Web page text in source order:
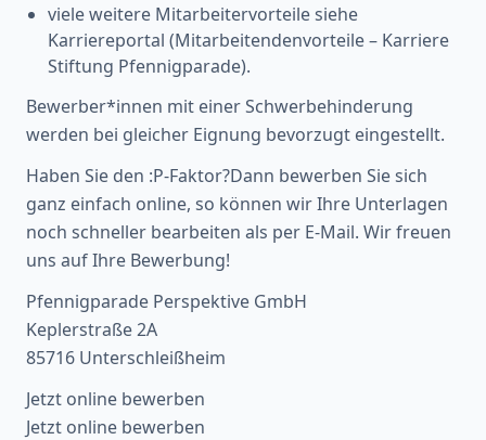
viele weitere Mitarbeitervorteile siehe
Karriereportal (Mitarbeitendenvorteile – Karriere
Stiftung Pfennigparade).
Bewerber*innen mit einer Schwerbehinderung
werden bei gleicher Eignung bevorzugt eingestellt.
Haben Sie den :P-Faktor?Dann bewerben Sie sich
ganz einfach online, so können wir Ihre Unterlagen
noch schneller bearbeiten als per E-Mail. Wir freuen
uns auf Ihre Bewerbung!
Pfennigparade Perspektive GmbH
Keplerstraße 2A
85716 Unterschleißheim
Jetzt online bewerben
Jetzt online bewerben